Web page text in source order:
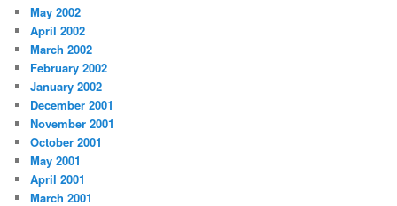
May 2002
April 2002
March 2002
February 2002
January 2002
December 2001
November 2001
October 2001
May 2001
April 2001
March 2001